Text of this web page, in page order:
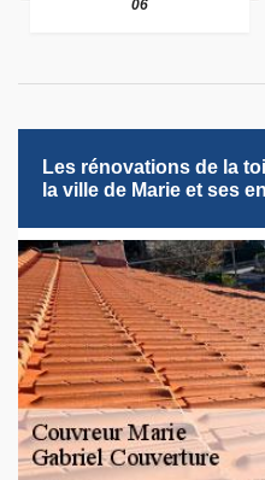
06
Les rénovations de la
la ville de Marie et ses